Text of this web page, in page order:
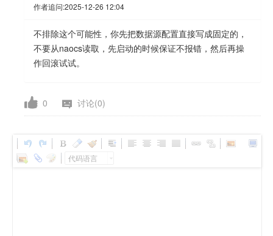
作者追问:2025-12-26 12:04
不排除这个可能性，你先把数据源配置直接写成固定的，
不要从naocs读取，先启动的时候保证不报错，然后再操
作回滚试试。
0 讨论(0)
代码语言